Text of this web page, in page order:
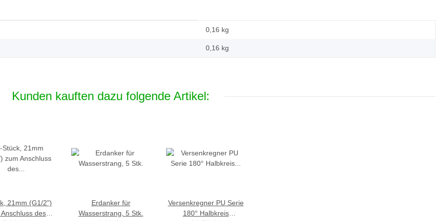
0,16 kg
0,16 kg
Kunden kauften dazu folgende Artikel:
21mm (G1/2")
des
Erdanker für
Wasserstrang, 5 Stk.
Versenkregner PU Serie
180° Halbkreis